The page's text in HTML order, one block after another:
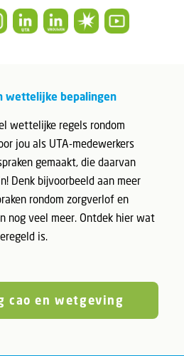
wettelijke bepalingen
wettelijke regels rondom
jou als UTA-medewerkers
gemaakt, die daarvan
Denk bijvoorbeeld aan meer
rondom zorgverlof en
nog veel meer. Ontdek hier wat
is.
cao en wetgeving